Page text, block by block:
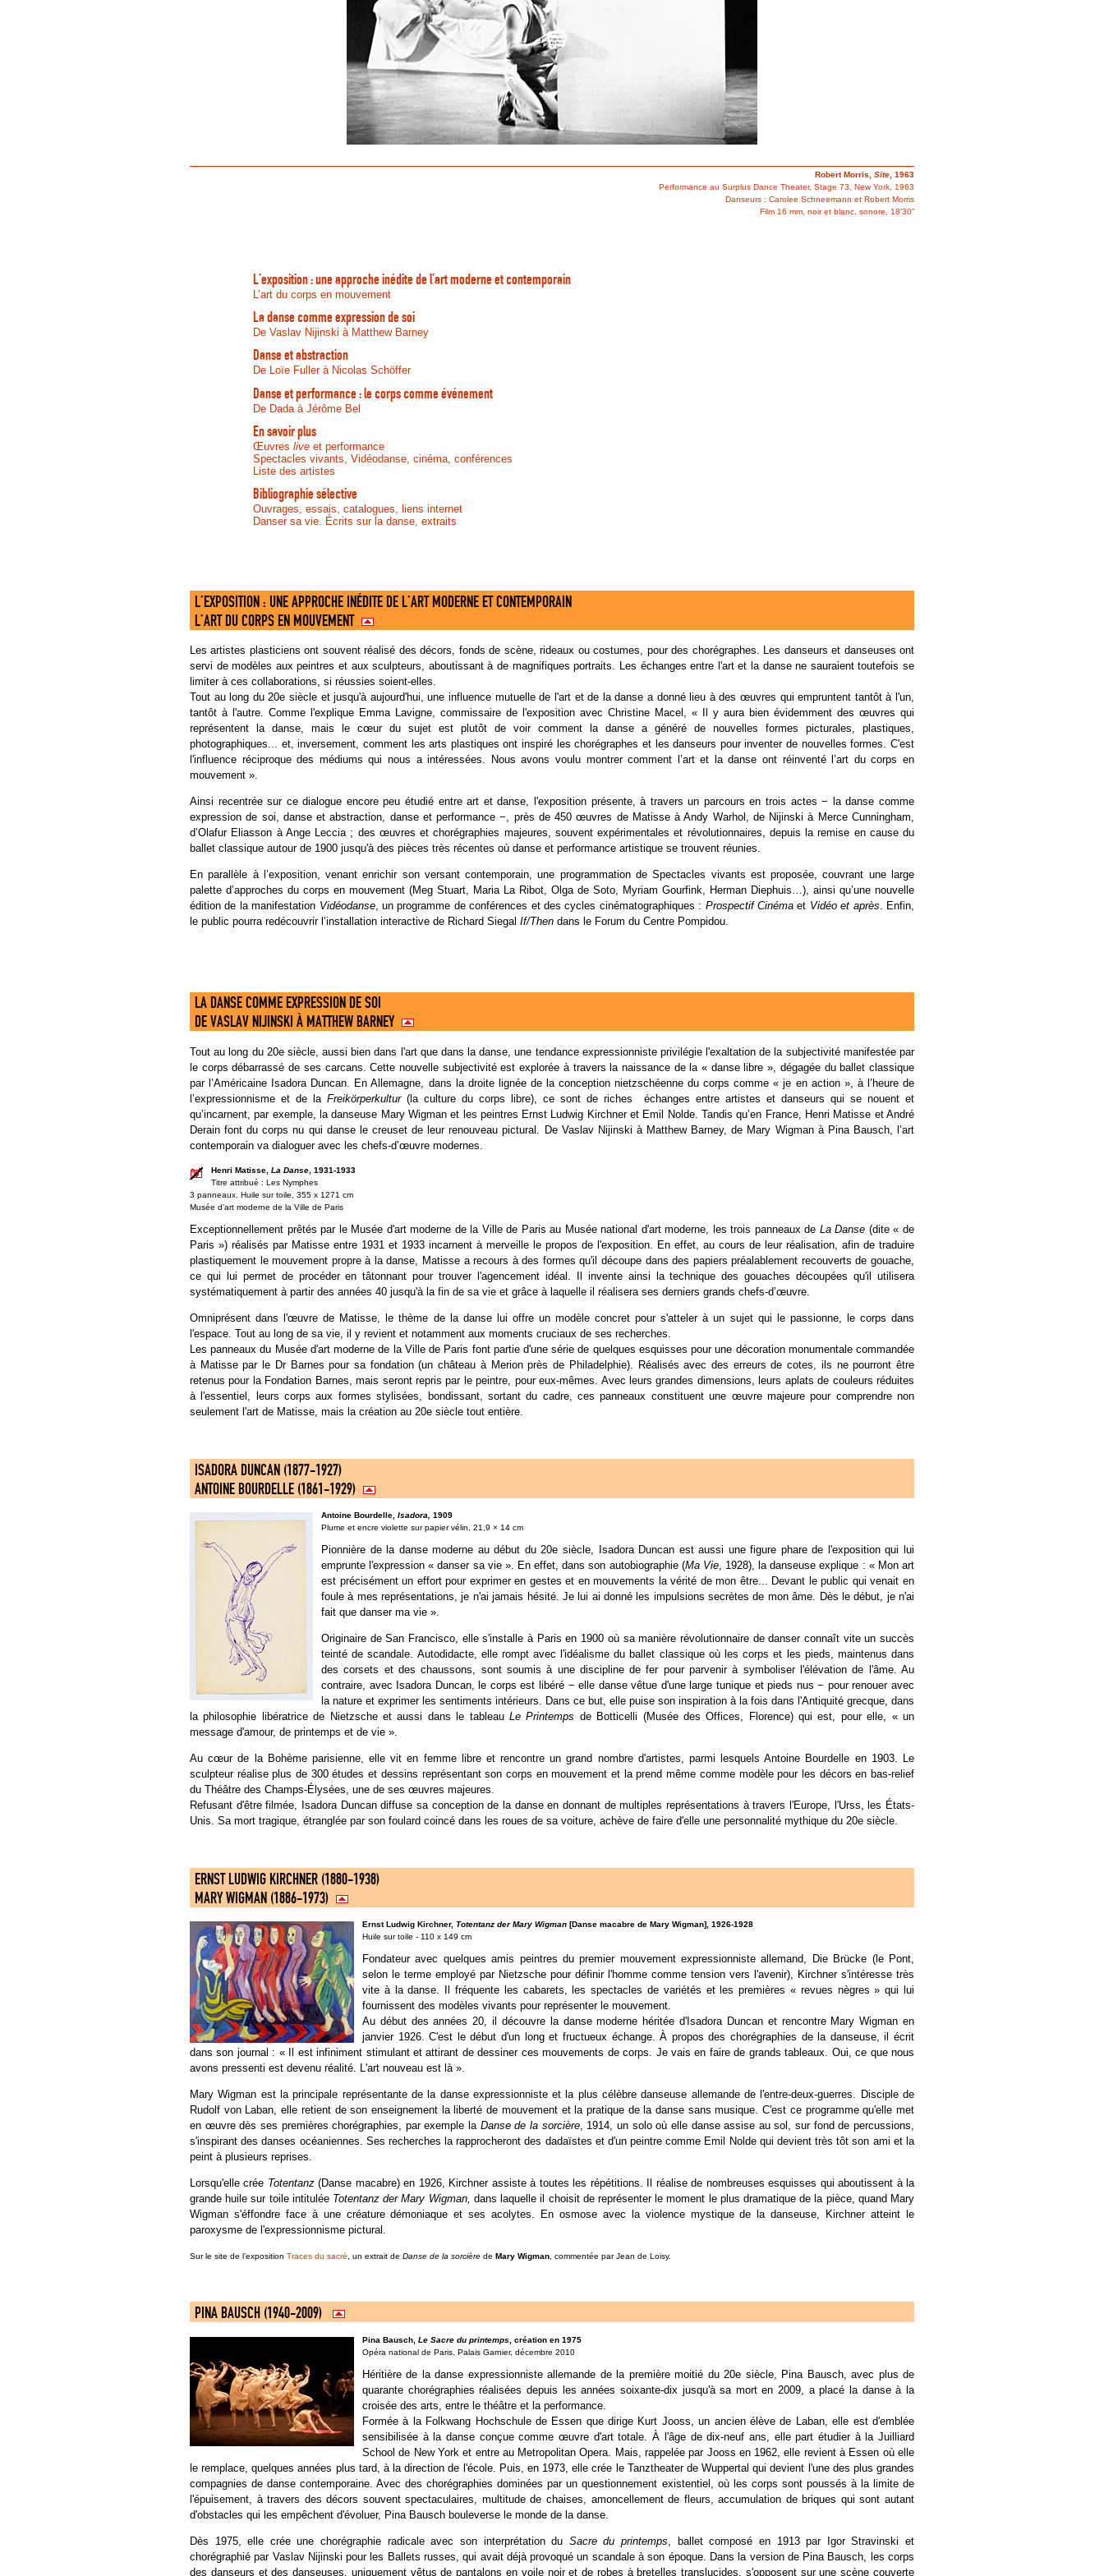
Robert Morris, Site , 1963
Performance au Surplus Dance Theater, Stage 73, New York, 1963
Danseurs : Carolee Schneemann et Robert Morris
Film 16 mm, noir et blanc, sonore, 18’30”
L’exposition : une approche inédite de l’art moderne et contemporain
L’art du corps en mouvement
La danse comme expression de soi
De Vaslav Nijinski à Matthew Barney
Danse et abstraction
De Loïe Fuller à Nicolas Schöffer
Danse et performance : le corps comme événement
De Dada à Jérôme Bel
En savoir plus
Œuvres liveet performance
Spectacles vivants, Vidéodanse, cinéma, conférences
Liste des artistes
Bibliographie sélective
Ouvrages, essais, catalogues, liens internet
Danser sa vie. Écrits sur la danse, extraits
L’EXPOSITION : UNE APPROCHE INÉDITE DE L’ART MODERNE ET CONTEMPORAIN
L’ART DU CORPS EN MOUVEMENT
Les artistes plasticiens ont souvent réalisé des décors, fonds de scène, rideaux ou costumes, pour des chorégraphes. Les danseurs et danseuses ont
servi de modèles aux peintres et aux sculpteurs, aboutissant à de magnifiques portraits. Les échanges entre l'art et la danse ne sauraient toutefois se
limiter à ces collaborations, si réussies soient-elles.
Tout au long du 20e siècle et jusqu'à aujourd'hui, une influence mutuelle de l'art et de la danse a donné lieu à des œuvres qui empruntent tantôt à l'un,
tantôt à l'autre. Comme l'explique Emma Lavigne, commissaire de l'exposition avec Christine Macel, « Il y aura bien évidemment des œuvres qui
représentent la danse, mais le cœur du sujet est plutôt de voir comment la danse a généré de nouvelles formes picturales, plastiques,
photographiques... et, inversement, comment les arts plastiques ont inspiré les chorégraphes et les danseurs pour inventer de nouvelles formes. C'est
l'influence réciproque des médiums qui nous a intéressées. Nous avons voulu montrer comment l’art et la danse ont réinventé l’art du corps en
mouvement ».
Ainsi recentrée sur ce dialogue encore peu étudié entre art et danse, l'exposition présente, à travers un parcours en trois actes − la danse comme
expression de soi, danse et abstraction, danse et performance −, près de 450 œuvres de Matisse à Andy Warhol, de Nijinski à Merce Cunningham,
d’Olafur Eliasson à Ange Leccia ; des œuvres et chorégraphies majeures, souvent expérimentales et révolutionnaires, depuis la remise en cause du
ballet classique autour de 1900 jusqu'à des pièces très récentes où danse et performance artistique se trouvent réunies.
En parallèle à l’exposition, venant enrichir son versant contemporain, une programmation de Spectacles vivants est proposée, couvrant une large
palette d’approches du corps en mouvement (Meg Stuart, Maria La Ribot, Olga de Soto, Myriam Gourfink, Herman Diephuis…), ainsi qu’une nouvelle
édition de la manifestation Vidéodanse, un programme de conférences et des cycles cinématographiques : Prospectif Cinéma et Vidéo et après . Enfin,
le public pourra redécouvrir l’installation interactive de Richard Siegal If/Then dans le Forum du Centre Pompidou.
LA DANSE COMME EXPRESSION DE SOI
DE VASLAV NIJINSKI À MATTHEW BARNEY
Tout au long du 20e siècle, aussi bien dans l'art que dans la danse, une tendance expressionniste privilégie l'exaltation de la subjectivité manifestée par
le corps débarrassé de ses carcans. Cette nouvelle subjectivité est explorée à travers la naissance de la « danse libre », dégagée du ballet classique
par l’Américaine Isadora Duncan. En Allemagne, dans la droite lignée de la conception nietzschéenne du corps comme « je en action », à l’heure de
l’expressionnisme et de la Freikörperkultur (la culture du corps libre), ce sont de riches échanges entre artistes et danseurs qui se nouent et
qu’incarnent, par exemple, la danseuse Mary Wigman et les peintres Ernst Ludwig Kirchner et Emil Nolde. Tandis qu’en France, Henri Matisse et André
Derain font du corps nu qui danse le creuset de leur renouveau pictural. De Vaslav Nijinski à Matthew Barney, de Mary Wigman à Pina Bausch, l’art
contemporain va dialoguer avec les chefs-d’œuvre modernes.
Henri Matisse, La Danse , 1931-1933
Titre attribué : Les Nymphes
3 panneaux. Huile sur toile, 355 x 1271 cm
Musée d’art moderne de la Ville de Paris
Exceptionnellement prêtés par le Musée d'art moderne de la Ville de Paris au Musée national d'art moderne, les trois panneaux de La Danse (dite « de
Paris ») réalisés par Matisse entre 1931 et 1933 incarnent à merveille le propos de l'exposition. En effet, au cours de leur réalisation, afin de traduire
plastiquement le mouvement propre à la danse, Matisse a recours à des formes qu'il découpe dans des papiers préalablement recouverts de gouache,
ce qui lui permet de procéder en tâtonnant pour trouver l'agencement idéal. Il invente ainsi la technique des gouaches découpées qu'il utilisera
systématiquement à partir des années 40 jusqu'à la fin de sa vie et grâce à laquelle il réalisera ses derniers grands chefs-d’œuvre.
Omniprésent dans l'œuvre de Matisse, le thème de la danse lui offre un modèle concret pour s'atteler à un sujet qui le passionne, le corps dans
l'espace. Tout au long de sa vie, il y revient et notamment aux moments cruciaux de ses recherches.
Les panneaux du Musée d'art moderne de la Ville de Paris font partie d'une série de quelques esquisses pour une décoration monumentale commandée
à Matisse par le Dr Barnes pour sa fondation (un château à Merion près de Philadelphie). Réalisés avec des erreurs de cotes, ils ne pourront être
retenus pour la Fondation Barnes, mais seront repris par le peintre, pour eux-mêmes. Avec leurs grandes dimensions, leurs aplats de couleurs réduites
à l'essentiel, leurs corps aux formes stylisées, bondissant, sortant du cadre, ces panneaux constituent une œuvre majeure pour comprendre non
seulement l'art de Matisse, mais la création au 20e siècle tout entière.
ISADORA DUNCAN (1877-1927)
ANTOINE BOURDELLE (1861-1929)
Antoine Bourdelle, Isadora,
1909
Plume et encre violette sur papier vélin, 21,9 × 14 cm
Pionnière de la danse moderne au début du 20e siècle, Isadora Duncan est aussi une figure phare de l'exposition qui lui
emprunte l'expression « danser sa vie ». En effet, dans son autobiographie (Ma Vie, 1928), la danseuse explique : « Mon art
est précisément un effort pour exprimer en gestes et en mouvements la vérité de mon être... Devant le public qui venait en
foule à mes représentations, je n'ai jamais hésité. Je lui ai donné les impulsions secrètes de mon âme. Dès le début, je n'ai
fait que danser ma vie ».
Originaire de San Francisco, elle s'installe à Paris en 1900 où sa manière révolutionnaire de danser connaît vite un succès
teinté de scandale. Autodidacte, elle rompt avec l'idéalisme du ballet classique où les corps et les pieds, maintenus dans
des corsets et des chaussons, sont soumis à une discipline de fer pour parvenir à symboliser l'élévation de l'âme. Au
contraire, avec Isadora Duncan, le corps est libéré − elle danse vêtue d'une large tunique et pieds nus − pour renouer avec
la nature et exprimer les sentiments intérieurs. Dans ce but, elle puise son inspiration à la fois dans l'Antiquité grecque, dans
la philosophie libératrice de Nietzsche et aussi dans le tableau Le Printemps de Botticelli (Musée des Offices, Florence) qui est, pour elle, « un
message d'amour, de printemps et de vie ».
Au cœur de la Bohème parisienne, elle vit en femme libre et rencontre un grand nombre d'artistes, parmi lesquels Antoine Bourdelle en 1903. Le
sculpteur réalise plus de 300 études et dessins représentant son corps en mouvement et la prend même comme modèle pour les décors en bas-relief
du Théâtre des Champs-Élysées, une de ses œuvres majeures.
Refusant d'être filmée, Isadora Duncan diffuse sa conception de la danse en donnant de multiples représentations à travers l'Europe, l'Urss, les États-
Unis. Sa mort tragique, étranglée par son foulard coincé dans les roues de sa voiture, achève de faire d'elle une personnalité mythique du 20e siècle.
ERNST LUDWIG KIRCHNER (1880-1938)
MARY WIGMAN (1886-1973)
Ernst Ludwig Kirchner, Totentanz der Mary Wigman [Danse macabre de Mary Wigman], 1926-1928
Huile sur toile - 110 x 149 cm
Fondateur avec quelques amis peintres du premier mouvement expressionniste allemand, Die Brücke (le Pont,
selon le terme employé par Nietzsche pour définir l'homme comme tension vers l'avenir), Kirchner s'intéresse très
vite à la danse. Il fréquente les cabarets, les spectacles de variétés et les premières « revues nègres » qui lui
fournissent des modèles vivants pour représenter le mouvement.
Au début des années 20, il découvre la danse moderne héritée d'Isadora Duncan et rencontre Mary Wigman en
janvier 1926. C'est le début d'un long et fructueux échange. À propos des chorégraphies de la danseuse, il écrit
dans son journal : « Il est infiniment stimulant et attirant de dessiner ces mouvements de corps. Je vais en faire de grands tableaux. Oui, ce que nous
avons pressenti est devenu réalité. L'art nouveau est là ».
Mary Wigman est la principale représentante de la danse expressionniste et la plus célèbre danseuse allemande de l'entre-deux-guerres. Disciple de
Rudolf von Laban, elle retient de son enseignement la liberté de mouvement et la pratique de la danse sans musique. C'est ce programme qu'elle met
en œuvre dès ses premières chorégraphies, par exemple la Danse de la sorcière, 1914, un solo où elle danse assise au sol, sur fond de percussions,
s'inspirant des danses océaniennes. Ses recherches la rapprocheront des dadaïstes et d'un peintre comme Emil Nolde qui devient très tôt son ami et la
peint à plusieurs reprises.
Lorsqu'elle crée Totentanz(Danse macabre) en 1926, Kirchner assiste à toutes les répétitions. Il réalise de nombreuses esquisses qui aboutissent à la
grande huile sur toile intitulée Totentanz der Mary Wigman, dans laquelle il choisit de représenter le moment le plus dramatique de la pièce, quand Mary
Wigman s'éffondre face à une créature démoniaque et ses acolytes. En osmose avec la violence mystique de la danseuse, Kirchner atteint le
paroxysme de l'expressionnisme pictural.
Sur le site de l’exposition Traces du sacré, un extrait de Danse de la sorcière de Mary Wigman, commentée par Jean de Loisy.
PINA BAUSCH (1940-2009)
Pina Bausch, Le Sacre du printemps , création en 1975
Opéra national de Paris, Palais Garnier, décembre 2010
Héritière de la danse expressionniste allemande de la première moitié du 20e siècle, Pina Bausch, avec plus de
quarante chorégraphies réalisées depuis les années soixante-dix jusqu'à sa mort en 2009, a placé la danse à la
croisée des arts, entre le théâtre et la performance.
Formée à la Folkwang Hochschule de Essen que dirige Kurt Jooss, un ancien élève de Laban, elle est d'emblée
sensibilisée à la danse conçue comme œuvre d'art totale. À l'âge de dix-neuf ans, elle part étudier à la Juilliard
School de New York et entre au Metropolitan Opera. Mais, rappelée par Jooss en 1962, elle revient à Essen où elle
le remplace, quelques années plus tard, à la direction de l'école. Puis, en 1973, elle crée le Tanztheater de Wuppertal qui devient l'une des plus grandes
compagnies de danse contemporaine. Avec des chorégraphies dominées par un questionnement existentiel, où les corps sont poussés à la limite de
l'épuisement, à travers des décors souvent spectaculaires, multitude de chaises, amoncellement de fleurs, accumulation de briques qui sont autant
d'obstacles qui les empêchent d'évoluer, Pina Bausch bouleverse le monde de la danse.
Dès 1975, elle crée une chorégraphie radicale avec son interprétation du Sacre du printemps , ballet composé en 1913 par Igor Stravinski et
chorégraphié par Vaslav Nijinski pour les Ballets russes, qui avait déjà provoqué un scandale à son époque. Dans la version de Pina Bausch, les corps
des danseurs et des danseuses, uniquement vêtus de pantalons en voile noir et de robes à bretelles translucides, s'opposent sur une scène couverte